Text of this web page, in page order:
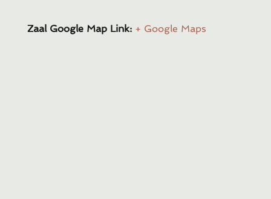
Zaal Google Map Link: + Google Maps